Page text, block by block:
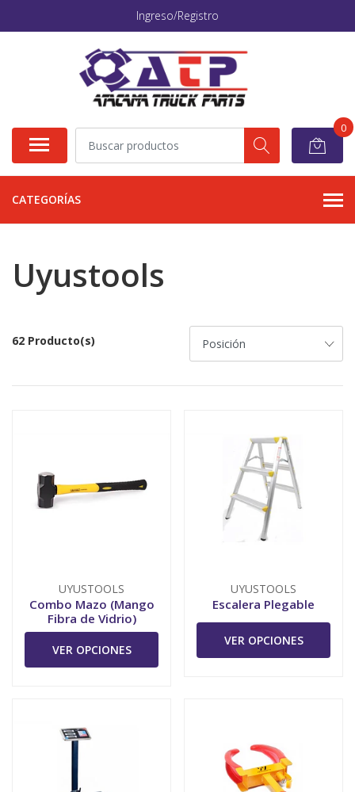
Ingreso/Registro
0
CATEGORÍAS
Uyustools
62 Producto(s)
UYUSTOOLS
Combo Mazo (Mango
Fibra de Vidrio)
VER OPCIONES
UYUSTOOLS
Escalera Plegable
VER OPCIONES